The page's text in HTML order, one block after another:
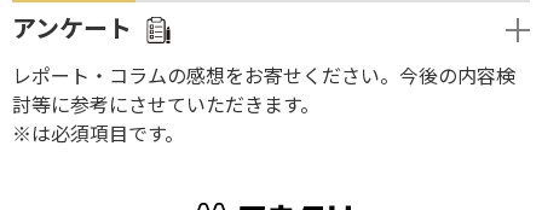
アンケート
レポート・コラムの感想をお寄せください。今後の内容検
討等に参考にさせていただきます。
※は必須項目です。